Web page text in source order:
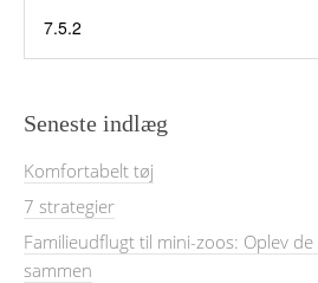
Seneste indlæg
Komfortabelt tøj
7 strategier
Familieudflugt til mini-zoos: Oplev
sammen